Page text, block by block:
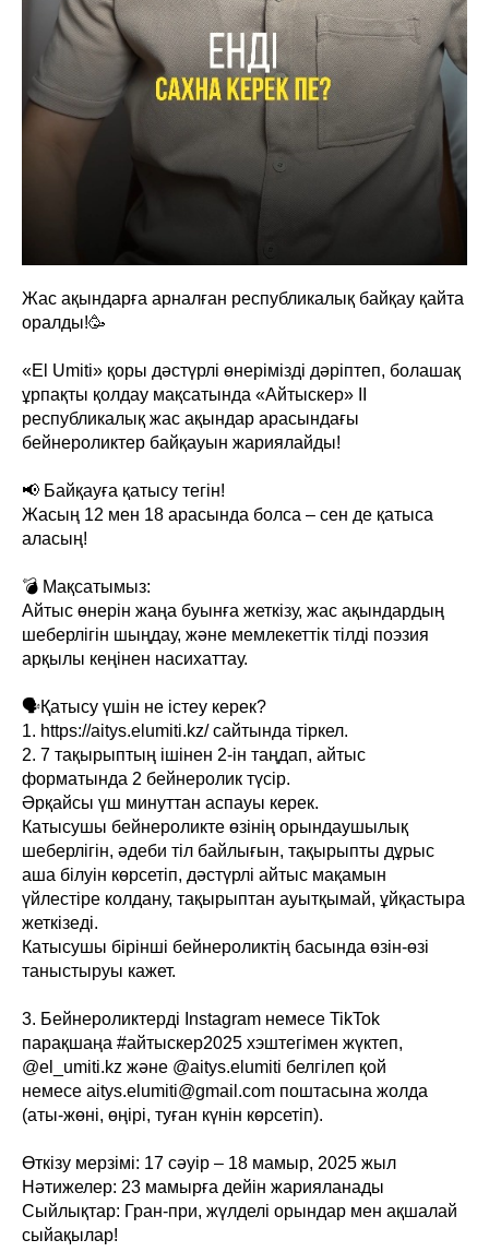
Жас ақындарға арналған республикалық байқау қайта
оралды!🥳
«El Umiti» қоры дәстүрлі өнерімізді дәріптеп, болашақ
ұрпақты қолдау мақсатында «Айтыскер» II
республикалық жас ақындар арасындағы
бейнероликтер байқауын жариялайды!
📢 Байқауға қатысу тегін!
Жасың 12 мен 18 арасында болса – сен де қатыса
аласың!
💣 Мақсатымыз:
Айтыс өнерін жаңа буынға жеткізу, жас ақындардың
шеберлігін шыңдау, және мемлекеттік тілді поэзия
арқылы кеңінен насихаттау.
🗣️Қатысу үшін не істеу керек?
1. https://aitys.elumiti.kz/ сайтында тіркел.
2. 7 тақырыптың ішінен 2-ін таңдап, айтыс
форматында 2 бейнеролик түсір.
Әрқайсы үш минуттан аспауы керек.
Катысушы бейнероликте өзінің орындаушылық
шеберлігін, әдеби тіл байлығын, тақырыпты дұрыс
аша білуін көрсетіп, дәстүрлі айтыс мақамын
үйлестіре колдану, тақырыптан ауытқымай, ұйқастыра
жеткізеді.
Катысушы бірінші бейнероликтің басында өзін-өзі
таныстыруы кажет.
3. Бейнероликтерді Instagram немесе TikTok
парақшаңа #айтыскер2025 хэштегімен жүктеп,
@el_umiti.kz және @aitys.elumiti белгілеп қой
немесе aitys.elumiti@gmail.com поштасына жолда
(аты-жөні, өңірі, туған күнін көрсетіп).
Өткізу мерзімі: 17 сәуір – 18 мамыр, 2025 жыл
Нәтижелер: 23 мамырға дейін жарияланады
Сыйлықтар: Гран-при, жүлделі орындар мен ақшалай
сыйақылар!